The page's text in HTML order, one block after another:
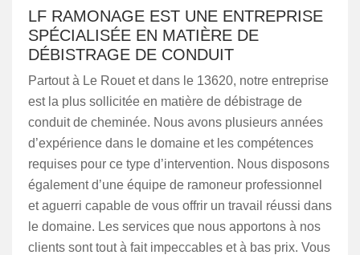
LF RAMONAGE EST UNE ENTREPRISE
SPÉCIALISÉE EN MATIÈRE DE
DÉBISTRAGE DE CONDUIT
Partout à Le Rouet et dans le 13620, notre entreprise
est la plus sollicitée en matière de débistrage de
conduit de cheminée. Nous avons plusieurs années
d’expérience dans le domaine et les compétences
requises pour ce type d’intervention. Nous disposons
également d’une équipe de ramoneur professionnel
et aguerri capable de vous offrir un travail réussi dans
le domaine. Les services que nous apportons à nos
clients sont tout à fait impeccables et à bas prix. Vous